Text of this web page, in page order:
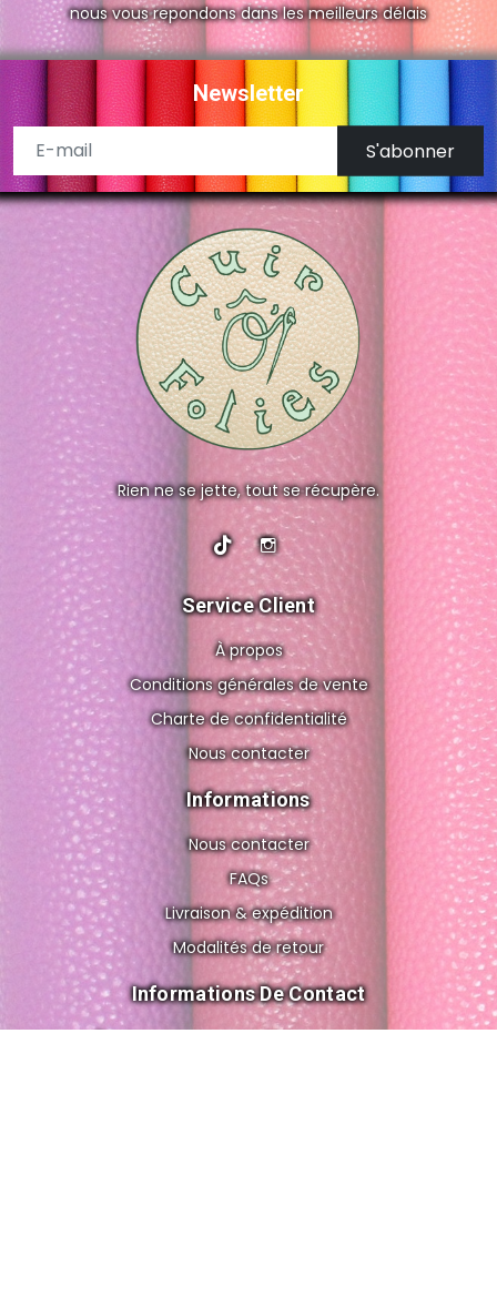
nous vous repondons dans les meilleurs délais
Newsletter
S'abonner
Rien ne se jette, tout se récupère.
Service Client
À propos
Conditions générales de vente
Charte de confidentialité
Nous contacter
Informations
Nous contacter
FAQs
Livraison & expédition
Modalités de retour
Informations De Contact